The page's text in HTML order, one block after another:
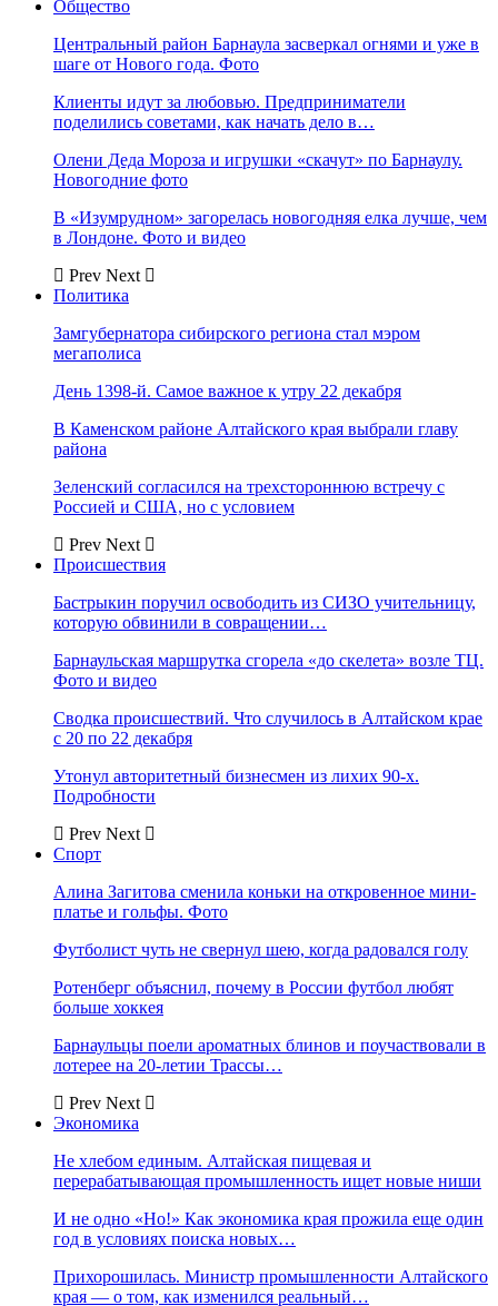
Общество
Центральный район Барнаула засверкал огнями и уже в
шаге от Нового года. Фото
Клиенты идут за любовью. Предприниматели
поделились советами, как начать дело в…
Олени Деда Мороза и игрушки «скачут» по Барнаулу.
Новогодние фото
В «Изумрудном» загорелась новогодняя елка лучше, чем
в Лондоне. Фото и видео
Prev Next
Политика
Замгубернатора сибирского региона стал мэром
мегаполиса
День 1398-й. Самое важное к утру 22 декабря
В Каменском районе Алтайского края выбрали главу
района
Зеленский согласился на трехстороннюю встречу с
Россией и США, но с условием
Prev Next
Происшествия
Бастрыкин поручил освободить из СИЗО учительницу,
которую обвинили в совращении…
Барнаульская маршрутка сгорела «до скелета» возле ТЦ.
Фото и видео
Сводка происшествий. Что случилось в Алтайском крае
с 20 по 22 декабря
Утонул авторитетный бизнесмен из лихих 90-х.
Подробности
Prev Next
Спорт
Алина Загитова сменила коньки на откровенное мини-
платье и гольфы. Фото
Футболист чуть не свернул шею, когда радовался голу
Ротенберг объяснил, почему в России футбол любят
больше хоккея
Барнаульцы поели ароматных блинов и поучаствовали в
лотерее на 20-летии Трассы…
Prev Next
Экономика
Не хлебом единым. Алтайская пищевая и
перерабатывающая промышленность ищет новые ниши
И не одно «Но!» Как экономика края прожила еще один
год в условиях поиска новых…
Прихорошилась. Министр промышленности Алтайского
края — о том, как изменился реальный…